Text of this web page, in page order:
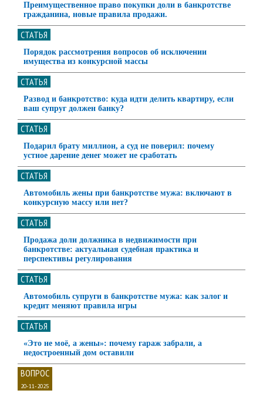
Преимущественное право покупки доли в банкротстве
гражданина, новые правила продажи.
СТАТЬЯ
Порядок рассмотрения вопросов об исключении
имущества из конкурсной массы
СТАТЬЯ
Развод и банкротство: куда идти делить квартиру, если
ваш супруг должен банку?
СТАТЬЯ
Подарил брату миллион, а суд не поверил: почему
устное дарение денег может не сработать
СТАТЬЯ
Автомобиль жены при банкротстве мужа: включают в
конкурсную массу или нет?
СТАТЬЯ
Продажа доли должника в недвижимости при
банкротстве: актуальная судебная практика и
перспективы регулирования
СТАТЬЯ
Автомобиль супруги в банкротстве мужа: как залог и
кредит меняют правила игры
СТАТЬЯ
«Это не моё, а жены»: почему гараж забрали, а
недостроенный дом оставили
ВОПРОС
20-11-2025